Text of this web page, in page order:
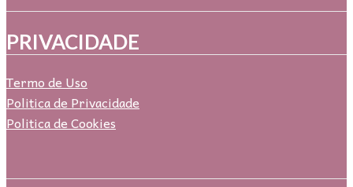
PRIVACIDADE
Termo de Uso
Politica de Privacidade
Politica de Cookies